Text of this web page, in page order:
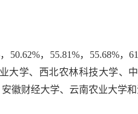
50.62%，55.81%，55.68%
大学、西北农林科技大学、
徽财经大学、云南农业大学和